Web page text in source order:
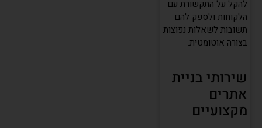
להקל על התקשורת עם
הלקוחות ולספק להם
תשובות לשאלות נפוצות
בצורה אוטומטית.
שירותי בניית
אתרים
מקצועיים